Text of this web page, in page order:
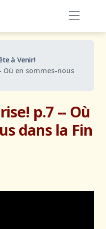
à Venir!
Où en sommes-nous
p.7 -- Où
dans la Fin